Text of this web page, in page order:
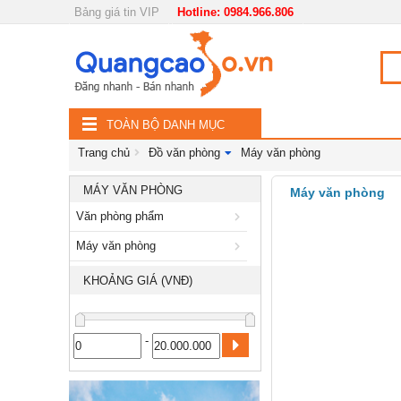
Bảng giá tin VIP Hotline: 0984.966.806
Nội, ngoại thất
Đồ gia dụng
Điện thoại, Viễn thông
Nhà và Đất
Dịch vụ
Công nghiệp, xây dựng
TOÀN BỘ DANH MỤC
Trang chủ Đồ văn phòng Máy văn phòng
MÁY VĂN PHÒNG
Văn phòng phẩm
Máy văn phòng
KHOẢNG GIÁ (VNĐ)
-
Máy văn phòng